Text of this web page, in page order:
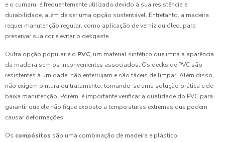
e o cumaru, é frequentemente utilizada devido à sua resistência e
durabilidade, além de ser uma opção sustentável. Entretanto, a madeira
requer manutenção regular, como aplicação de verniz ou óleo, para
preservar sua cor e evitar o desgaste.
Outra opção popular é o PVC, um material sintético que imita a aparência
da madeira sem os inconvenientes associados. Os decks de PVC são
resistentes à umidade, não enferrujam e são fáceis de limpar. Além disso,
não exigem pintura ou tratamento, tornando-se uma solução prática e de
baixa manutenção. Porém, é importante verificar a qualidade do PVC para
garantir que ele não fique exposto a temperaturas extremas que podem
causar deformações.
Os compósitos são uma combinação de madeira e plástico,